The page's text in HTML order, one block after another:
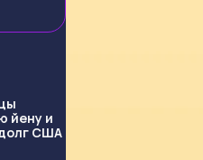
йену и
США